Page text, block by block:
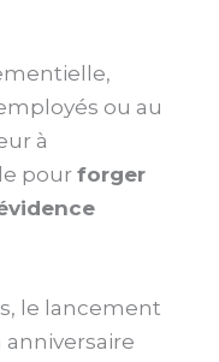
ou au
à
pour forger
le lancement
anniversaire